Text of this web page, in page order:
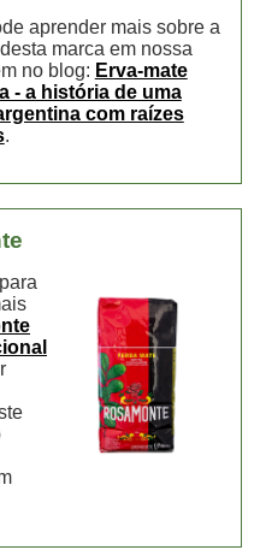
aprender mais sobre a
marca em nossa
no blog: Erva-mate
- a história de uma
com raízes
.